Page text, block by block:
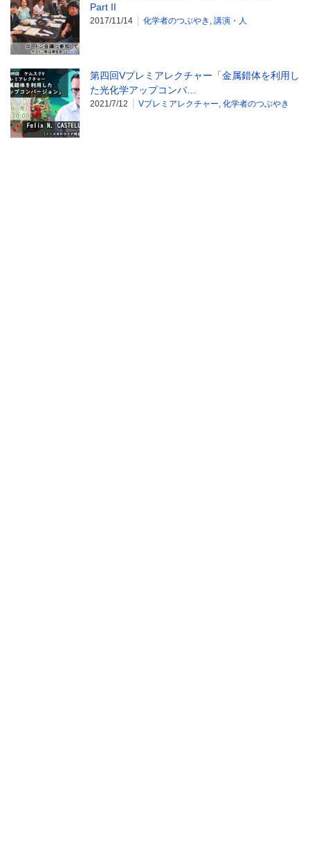
Part II
2017/11/14 化学者のつぶやき 講演・人
第四回Vプレミアレクチャー「金属錯体を利用し
た光化学アップコンバ…
2021/7/12 Vプレミアレクチャー 化学者のつぶやき